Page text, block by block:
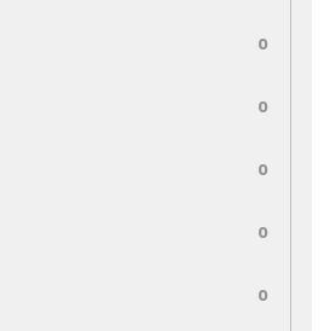
0
0
0
0
0